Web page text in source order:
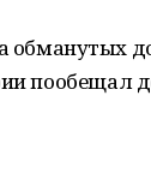
обманутых
пообещал